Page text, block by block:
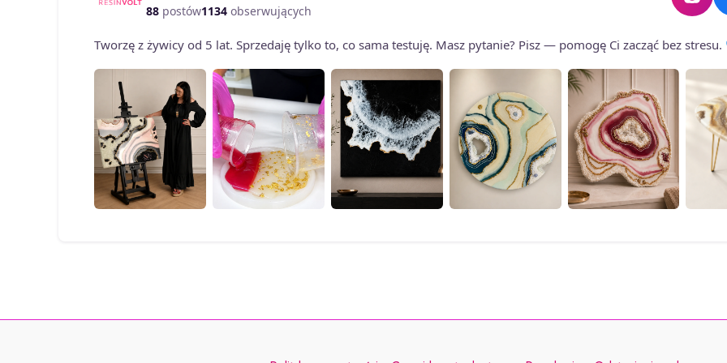
produktu
88 postów1134 obserwujących
Tworzę z żywicy od 5 lat. Sprzedaję tylko to, co sama testuję. Masz pytanie? Pisz — pomogę Ci zacząć bez stresu.